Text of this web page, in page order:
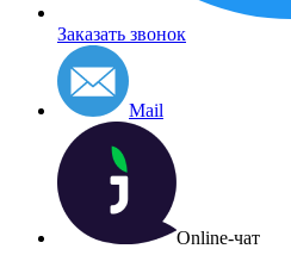
Заказать звонок
Mail
Online-чат